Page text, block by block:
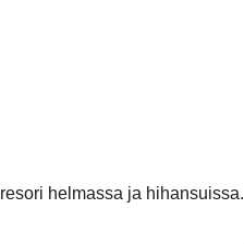
helmassa ja hihansuissa.